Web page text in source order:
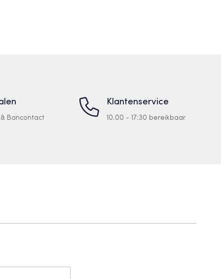
Bancontact
Klantenservice
10.00 - 17:30 bereikbaar